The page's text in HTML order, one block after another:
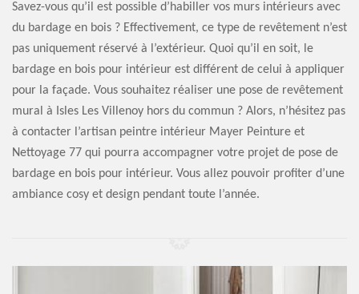
Savez-vous qu’il est possible d’habiller vos murs intérieurs avec
du bardage en bois ? Effectivement, ce type de revêtement n’est
pas uniquement réservé à l’extérieur. Quoi qu’il en soit, le
bardage en bois pour intérieur est différent de celui à appliquer
pour la façade. Vous souhaitez réaliser une pose de revêtement
mural à Isles Les Villenoy hors du commun ? Alors, n’hésitez pas
à contacter l’artisan peintre intérieur Mayer Peinture et
Nettoyage 77 qui pourra accompagner votre projet de pose de
bardage en bois pour intérieur. Vous allez pouvoir profiter d’une
ambiance cosy et design pendant toute l’année.